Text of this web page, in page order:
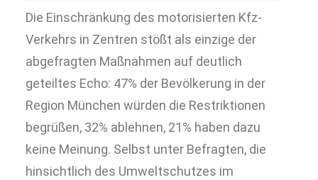
Die Einschränkung des motorisierten Kfz-
Verkehrs in Zentren stößt als einzige der
abgefragten Maßnahmen auf deutlich
geteiltes Echo: 47% der Bevölkerung in der
Region München würden die Restriktionen
begrüßen, 32% ablehnen, 21% haben dazu
keine Meinung. Selbst unter Befragten, die
hinsichtlich des Umweltschutzes im